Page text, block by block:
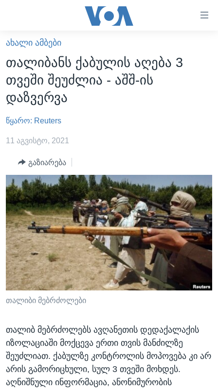
ხელმისაწვდომობისთვის
გადადით
გადადით
მთავარ
ნავიგაციაზე
გადადით
ძიებაზე
ᲐᲮᲐᲚᲘ ᲐᲛᲑᲔᲑᲘ
ᲡᲐᲥᲐᲠᲗᲕᲔᲚᲝ
ᲐᲨᲨ
ᲐᲨᲨ-ᲘᲡ ᲐᲠᲩᲔᲕᲜᲔᲑᲘ 2024
ᲛᲡᲝᲤᲚᲘᲝ
ᲕᲘᲓᲔᲝᲔᲑᲘ
ᲒᲐᲓᲐᲪᲔᲛᲔᲑᲘ
ᲕᲐᲨᲘᲜᲒᲢᲝᲜᲘ ᲓᲦᲔᲡ
ᲮᲔᲓᲕᲐ ᲕᲐᲨᲘᲜᲒᲢᲝᲜᲘᲓᲐᲜ
ᲡᲢᲣᲓᲘᲐ ᲕᲐᲨᲘᲜᲒᲢᲝᲜᲘ
ᲡᲮᲕᲐ ᲡᲘᲐᲮᲚᲔᲔᲑᲘ
ᲞᲝᲚᲘᲢᲘᲙᲐ
ᲔᲙᲝᲜᲝᲛᲘᲙᲐ
ᲯᲐᲜᲛᲠᲗᲔᲚᲝᲑᲐ
ᲛᲔᲪᲜᲘᲔᲠᲔᲑᲐ
ᲘᲜᲢᲔᲠᲕᲘᲣ
ᲙᲣᲚᲢᲣᲠᲐ
ᲓᲔᲖᲘᲜᲤᲝᲠᲛᲐᲪᲘᲐ
ᲠᲣᲡᲔᲗᲘᲡ ᲨᲔᲭᲠᲐ ᲣᲙᲠᲐᲘᲜᲐᲨᲘ
Learning English
ᲗᲕᲐᲚᲘ ᲒᲕᲐᲓᲔᲕᲜᲔᲗ
ენები
ᲐᲮᲐᲚᲘ ᲐᲛᲑᲔᲑᲘ
თალიბანს ქაბულის აღება 3
თვეში შეუძლია - აშშ-ის
დაზვერვა
წყარო: Reuters
11 აგვისტო, 2021
გაზიარება
თალიბი მებრძოლები
თალიბ მებრძოლებს ავღანეთის დედაქალაქის
იზოლაციაში მოქცევა ერთი თვის მანძილზე
შეუძლიათ. ქაბულზე კონტროლის მოპოვება კი არ
არის გამორიცხული, სულ 3 თვეში მოხდეს.
აღნიშნული ინფორმაცია, ანონიმურობის